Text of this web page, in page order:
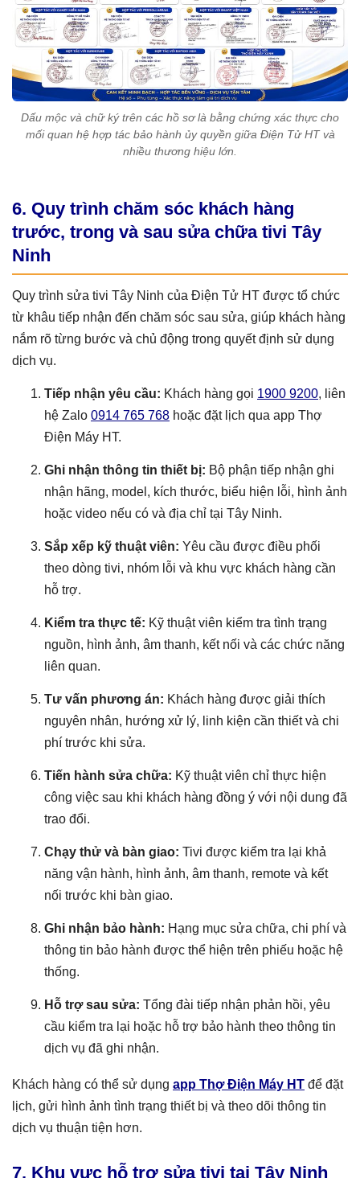
Dấu mộc và chữ ký trên các hồ sơ là bằng chứng xác thực cho
mối quan hệ hợp tác bảo hành ủy quyền giữa Điện Tử HT và
nhiều thương hiệu lớn.
6. Quy trình chăm sóc khách hàng
trước, trong và sau sửa chữa tivi Tây
Ninh
Quy trình sửa tivi Tây Ninh của Điện Tử HT được tổ chức
từ khâu tiếp nhận đến chăm sóc sau sửa, giúp khách hàng
nắm rõ từng bước và chủ động trong quyết định sử dụng
dịch vụ.
Tiếp nhận yêu cầu: Khách hàng gọi 1900 9200, liên
hệ Zalo 0914 765 768 hoặc đặt lịch qua app Thợ
Điện Máy HT.
Ghi nhận thông tin thiết bị: Bộ phận tiếp nhận ghi
nhận hãng, model, kích thước, biểu hiện lỗi, hình ảnh
hoặc video nếu có và địa chỉ tại Tây Ninh.
Sắp xếp kỹ thuật viên: Yêu cầu được điều phối
theo dòng tivi, nhóm lỗi và khu vực khách hàng cần
hỗ trợ.
Kiểm tra thực tế: Kỹ thuật viên kiểm tra tình trạng
nguồn, hình ảnh, âm thanh, kết nối và các chức năng
liên quan.
Tư vấn phương án: Khách hàng được giải thích
nguyên nhân, hướng xử lý, linh kiện cần thiết và chi
phí trước khi sửa.
Tiến hành sửa chữa: Kỹ thuật viên chỉ thực hiện
công việc sau khi khách hàng đồng ý với nội dung đã
trao đổi.
Chạy thử và bàn giao: Tivi được kiểm tra lại khả
năng vận hành, hình ảnh, âm thanh, remote và kết
nối trước khi bàn giao.
Ghi nhận bảo hành: Hạng mục sửa chữa, chi phí và
thông tin bảo hành được thể hiện trên phiếu hoặc hệ
thống.
Hỗ trợ sau sửa: Tổng đài tiếp nhận phản hồi, yêu
cầu kiểm tra lại hoặc hỗ trợ bảo hành theo thông tin
dịch vụ đã ghi nhận.
Khách hàng có thể sử dụng app Thợ Điện Máy HT để đặt
lịch, gửi hình ảnh tình trạng thiết bị và theo dõi thông tin
dịch vụ thuận tiện hơn.
7. Khu vực hỗ trợ sửa tivi tại Tây Ninh